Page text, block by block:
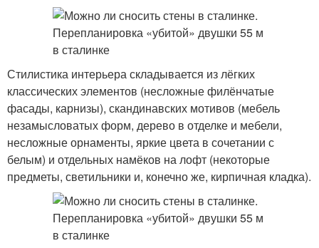
Стилистика интерьера складывается из лёгких
классических элементов (несложные филёнчатые
фасады, карнизы), скандинавских мотивов (мебель
незамысловатых форм, дерево в отделке и мебели,
несложные орнаменты, яркие цвета в сочетании с
белым) и отдельных намёков на лофт (некоторые
предметы, светильники и, конечно же, кирпичная кладка).